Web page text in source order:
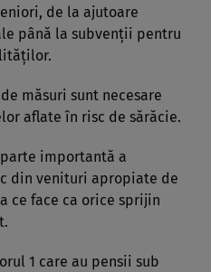
de la ajutoare
până la subvenții pentru
măsuri sunt necesare
aflate în risc de sărăcie.
importantă a
din venituri apropiate de
ce face ca orice sprijin
1 care au pensii sub